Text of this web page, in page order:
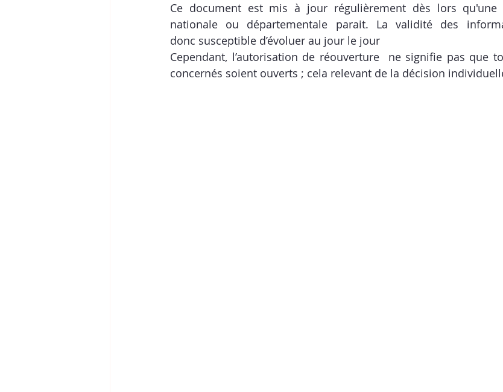
Ce document est mis à jour régulièrement dès lors qu'une
nationale ou départementale parait. La validité des
donc susceptible d’évoluer au jour le jour
Cependant, l’autorisation de réouverture  ne signifie pas que
concernés soient ouverts ; cela relevant de la décision